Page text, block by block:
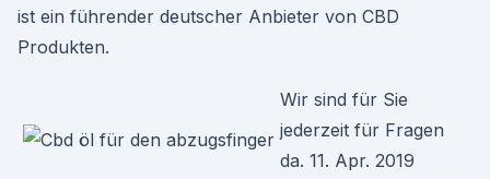
ist ein führender deutscher Anbieter von CBD
Produkten.
Wir sind für Sie
jederzeit für Fragen
da. 11. Apr. 2019